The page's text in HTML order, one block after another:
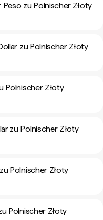
zu Polnischer Złoty
zu Polnischer Złoty
Polnischer Złoty
zu Polnischer Złoty
Polnischer Złoty
Polnischer Złoty